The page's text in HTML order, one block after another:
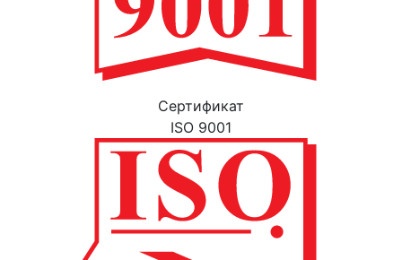
Cертификат
ISO 9001